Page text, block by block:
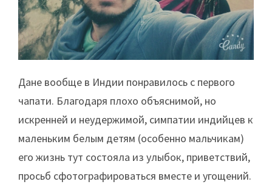
Дане вообще в Индии понравилось с первого
чапати. Благодаря плохо объяснимой, но
искренней и неудержимой, симпатии индийцев к
маленьким белым детям (особенно мальчикам)
его жизнь тут состояла из улыбок, приветствий,
просьб сфотографироваться вместе и угощений.